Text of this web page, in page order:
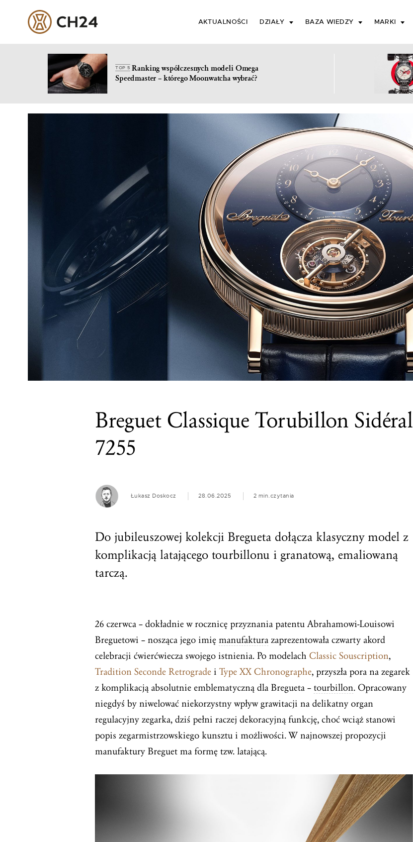
AKTUALNOŚCI DZIAŁY BAZA WIEDZY MARKI
TOP 5Ranking współczesnych modeli Omega
Speedmaster – którego Moonwatcha wybrać?
Breguet Classique Torubillon Sidéral
7255
Łukasz Doskocz 28.06.2025 2 min.czytania
Do jubileuszowej kolekcji Bregueta dołącza klasyczny model z
komplikacją latającego tourbillonu i granatową, emaliowaną
tarczą.
26 czerwca – dokładnie w rocznicę przyznania patentu Abrahamowi-Louisowi
Breguetowi – nosząca jego imię manufaktura zaprezentowała czwarty akord
celebracji ćwierćwiecza swojego istnienia. Po modelach Classic Souscription,
Tradition Seconde Retrograde i Type XX Chronographe, przyszła pora na zegarek
z komplikacją absolutnie emblematyczną dla Bregueta – tourbillon. Opracowany
niegdyś by niwelować niekorzystny wpływ grawitacji na delikatny organ
regulacyjny zegarka, dziś pełni raczej dekoracyjną funkcję, choć wciąż stanowi
popis zegarmistrzowskiego kunsztu i możliwości. W najnowszej propozycji
manufaktury Breguet ma formę tzw. latającą.